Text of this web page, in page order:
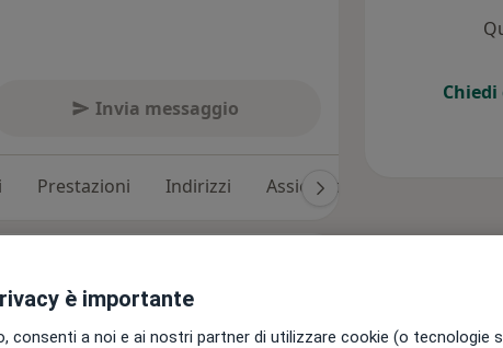
Invia messaggio
Prestazioni Indirizzi Assicurazioni
esperienza in chirurgia
digerente.
è importante
consenti a noi e ai nostri partner di utilizzare cookie (o tecnologie